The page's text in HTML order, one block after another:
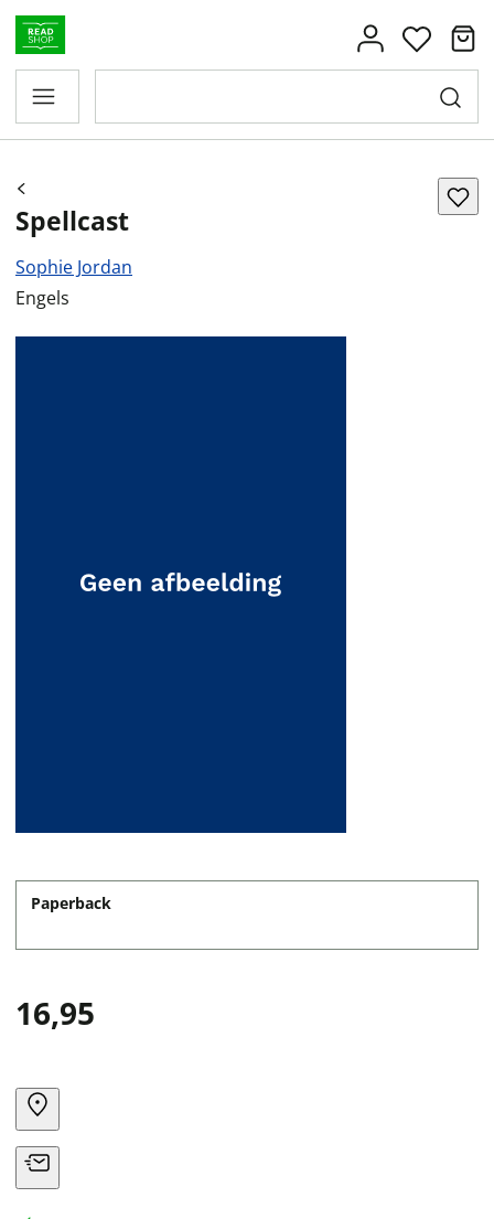
Spellcast
Sophie Jordan
Engels
Paperback
16,95